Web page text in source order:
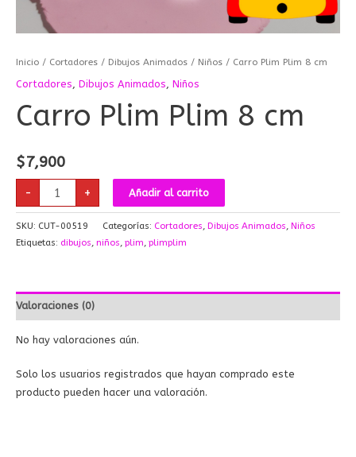
Inicio / Cortadores / Dibujos Animados / Niños / Carro Plim Plim 8 cm
Cortadores, Dibujos Animados, Niños
Carro Plim Plim 8 cm
$7,900
- + Añadir al carrito
SKU: CUT-00519 Categorías: Cortadores, Dibujos Animados, Niños
Etiquetas: dibujos, niños, plim, plimplim
Valoraciones (0)
No hay valoraciones aún.
Solo los usuarios registrados que hayan comprado este
producto pueden hacer una valoración.